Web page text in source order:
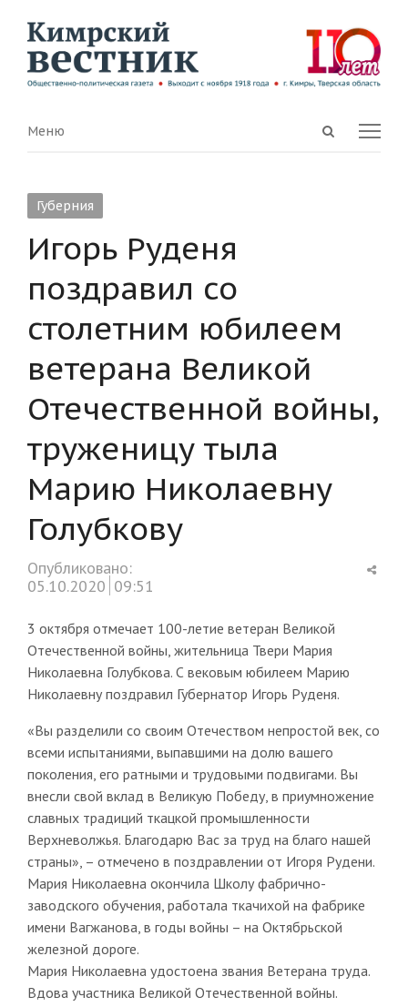
Open
Menu
Меню
Губерния
Игорь Руденя
поздравил со
столетним юбилеем
ветерана Великой
Отечественной войны,
труженицу тыла
Марию Николаевну
Голубкову
Опубликовано:
05.10.2020 09:51
3 октября отмечает 100-летие ветеран Великой
Отечественной войны, жительница Твери Мария
Николаевна Голубкова. С вековым юбилеем Марию
Николаевну поздравил Губернатор Игорь Руденя.
«Вы разделили со своим Отечеством непростой век, со
всеми испытаниями, выпавшими на долю вашего
поколения, его ратными и трудовыми подвигами. Вы
внесли свой вклад в Великую Победу, в приумножение
славных традиций ткацкой промышленности
Верхневолжья. Благодарю Вас за труд на благо нашей
страны», – отмечено в поздравлении от Игоря Рудени.
Мария Николаевна окончила Школу фабрично-
заводского обучения, работала ткачихой на фабрике
имени Вагжанова, в годы войны – на Октябрьской
железной дороге.
Мария Николаевна удостоена звания Ветерана труда.
Вдова участника Великой Отечественной войны.